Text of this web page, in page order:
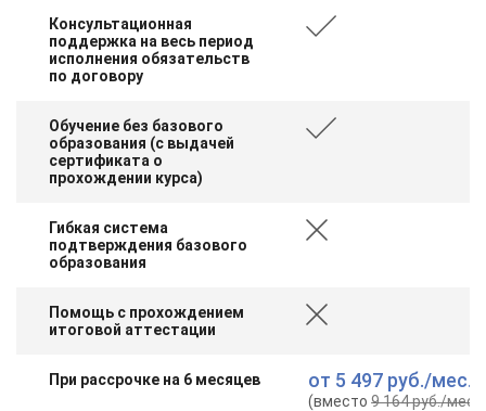
Консультационная
поддержка на весь период
исполнения обязательств
по договору
Обучение без базового
образования (с выдачей
сертификата о
прохождении курса)
Гибкая система
подтверждения базового
образования
Помощь с прохождением
итоговой аттестации
При рассрочке на 6 месяцев от 5 497 руб./мес.
(вместо9 164 руб./мес.